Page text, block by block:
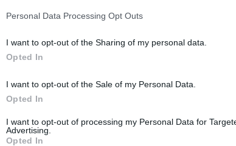
Personal Data Processing Opt Outs
I want to opt-out of the Sharing of my personal data.
Opted In
I want to opt-out of the Sale of my Personal Data.
Opted In
I want to opt-out of processing my Personal Data for
Advertising.
Opted In